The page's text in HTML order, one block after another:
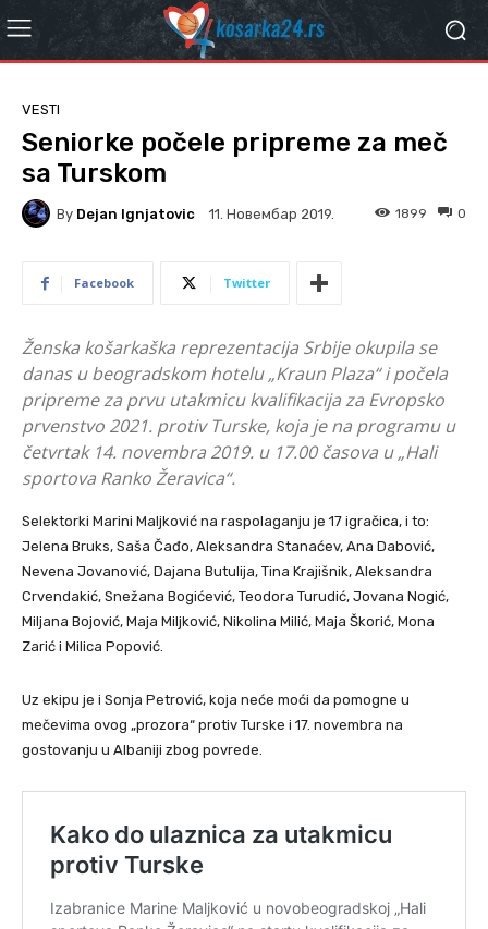
VESTI
Seniorke počele pripreme za meč
sa Turskom
By Dejan Ignjatovic 11. Новембар 2019. 0
1899
Facebook Twitter
Ženska košarkaška reprezentacija Srbije okupila se
danas u beogradskom hotelu „Kraun Plaza“ i počela
pripreme za prvu utakmicu kvalifikacija za Evropsko
prvenstvo 2021. protiv Turske, koja je na programu u
četvrtak 14. novembra 2019. u 17.00 časova u „Hali
sportova Ranko Žeravica“.
Selektorki Marini Maljković na raspolaganju je 17 igračica, i to:
Jelena Bruks, Saša Čađo, Aleksandra Stanaćev, Ana Dabović,
Nevena Jovanović, Dajana Butulija, Tina Krajišnik, Aleksandra
Crvendakić, Snežana Bogićević, Teodora Turudić, Jovana Nogić,
Miljana Bojović, Maja Miljković, Nikolina Milić, Maja Škorić, Mona
Zarić i Milica Popović.
Uz ekipu je i Sonja Petrović, koja neće moći da pomogne u
mečevima ovog „prozora“ protiv Turske i 17. novembra na
gostovanju u Albaniji zbog povrede.